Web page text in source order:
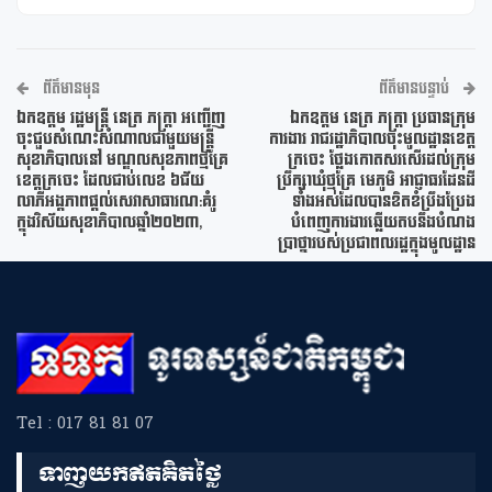
ព័ត៌មានមុន
ឯកឧត្តម រដ្ឋមន្ត្រី នេត្រ ភក្ត្រា អញ្ជើញ
ចុះជួបសំណេះសំណាលជាមួយមន្ត្រី
សុខាភិបាលនៅ មណ្ឌលសុខភាពថ្មគ្រែ
ខេត្តក្រចេះ ដែលជាប់លេខ ៦ជ័យ
លាភីអង្គភាពផ្តល់សេវាសាធារណ:គំរូ
ក្នុងវិស័យសុខាភិបាលឆ្នាំ២០២៣,
ព័ត៌មានបន្ទាប់
ឯកឧត្តម នេត្រ ភក្ត្រា ប្រធានក្រុម
ការងារ រាជរដ្ឋាភិបាលចុះមូលដ្ឋានខេត្ត
ក្រចេះ ថ្លែងកោតសរសើរដល់ក្រុម
ប្រឹក្សាឃុំថ្មគ្រែ មេភូមិ អាជ្ញាធរដែនដី
ទាំងអស់ដែលបានខិតខំប្រឹងប្រែង
បំពេញការងារឆ្លើយតបនឹងបំណង
ប្រាថ្នារបស់ប្រជាពលរដ្ឋក្នុងមូលដ្ឋាន
Tel : 017 81 81 07
ទាញយកឥតគិតថ្លៃ